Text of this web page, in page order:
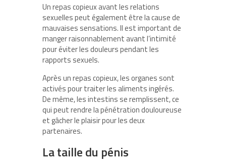
Un repas copieux avant les relations
sexuelles peut également être la cause de
mauvaises sensations. Il est important de
manger raisonnablement avant l’intimité
pour éviter les douleurs pendant les
rapports sexuels.
Après un repas copieux, les organes sont
activés pour traiter les aliments ingérés.
De même, les intestins se remplissent, ce
qui peut rendre la pénétration douloureuse
et gâcher le plaisir pour les deux
partenaires.
La taille du pénis